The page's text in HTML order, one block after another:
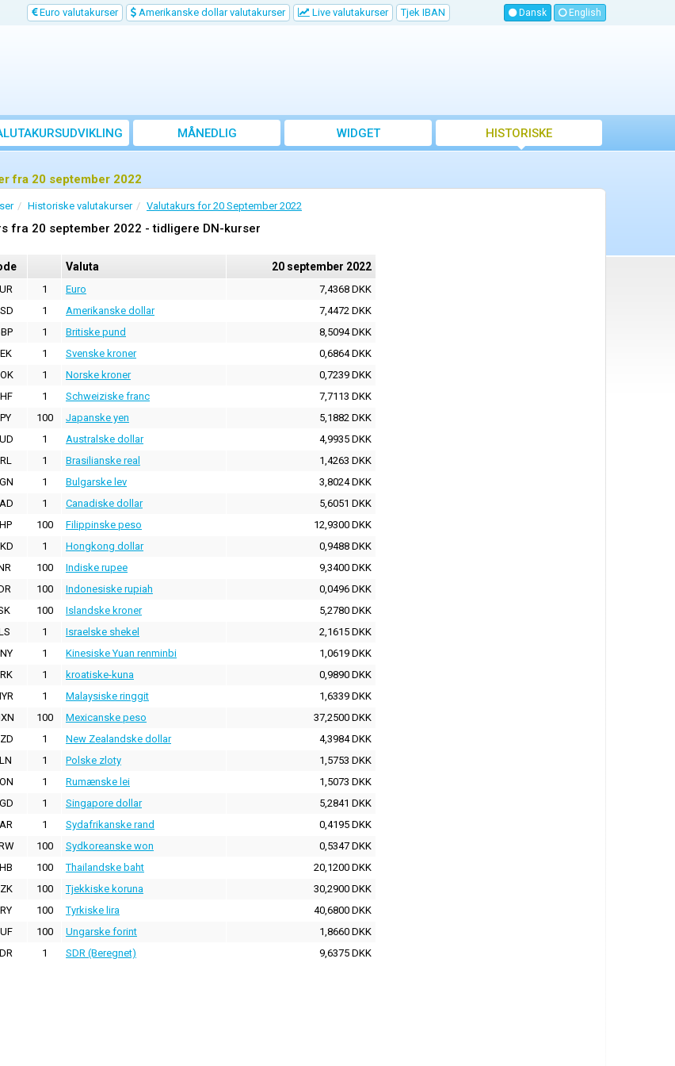
Euro valutakurser Amerikanske dollar valutakurser Live valutakurser Tjek IBAN Dansk English
MÅNEDLIG
GENNEMSNITSKURS
WIDGET
HISTORISKE
VALUTAKURSER
fra 20 september 2022
Historiske valutakurser Valutakurs for 20 September 2022
fra 20 september 2022 - tidligere DN-kurser
Valuta 20 september 2022
1 Euro
7,4368 DKK
1 Amerikanske dollar
7,4472 DKK
1 Britiske pund
8,5094 DKK
1 Svenske kroner
0,6864 DKK
1 Norske kroner
0,7239 DKK
1 Schweiziske franc
7,7113 DKK
100 Japanske yen
5,1882 DKK
1 Australske dollar
4,9935 DKK
1 Brasilianske real
1,4263 DKK
1 Bulgarske lev
3,8024 DKK
1 Canadiske dollar
5,6051 DKK
100 Filippinske peso
12,9300 DKK
1 Hongkong dollar
0,9488 DKK
100 Indiske rupee
9,3400 DKK
100 Indonesiske rupiah
0,0496 DKK
100 Islandske kroner
5,2780 DKK
1 Israelske shekel
2,1615 DKK
1 Kinesiske Yuan renminbi
1,0619 DKK
1 kroatiske-kuna
0,9890 DKK
1 Malaysiske ringgit
1,6339 DKK
100 Mexicanske peso
37,2500 DKK
1 New Zealandske dollar
4,3984 DKK
1 Polske zloty
1,5753 DKK
1 Rumænske lei
1,5073 DKK
1 Singapore dollar
5,2841 DKK
1 Sydafrikanske rand
0,4195 DKK
100 Sydkoreanske won
0,5347 DKK
100 Thailandske baht
20,1200 DKK
100 Tjekkiske koruna
30,2900 DKK
100 Tyrkiske lira
40,6800 DKK
100 Ungarske forint
1,8660 DKK
1 SDR (Beregnet) 9,6375 DKK